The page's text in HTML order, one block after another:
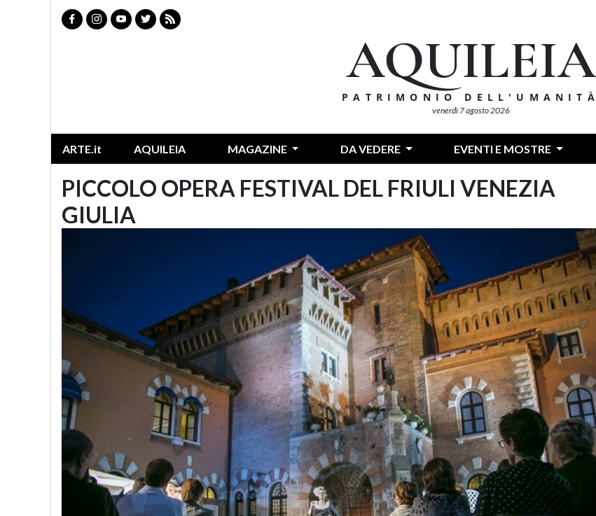
AQUILEIA
PATRIMONIO DELL'UMANITÀ
venerdì 7 agosto 2026
ARTE.it AQUILEIA MAGAZINE DA VEDERE EVENTI E MOSTRE
PICCOLO OPERA FESTIVAL DEL FRIULI VENEZIA
GIULIA